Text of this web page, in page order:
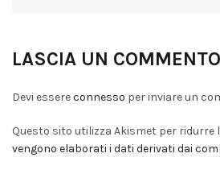
LASCIA UN COMMENTO
Devi essereconnesso per inviare un
Questo sito utilizza Akismet per ridurre
vengono elaborati i dati derivati dai